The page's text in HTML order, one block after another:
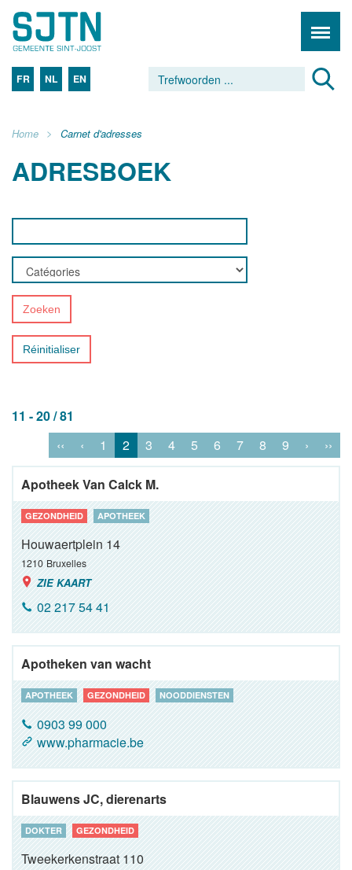
FR NL EN
Home Carnet d'adresses
ADRESBOEK
Zoeken
Réinitialiser
11 - 20 / 81
‹‹
‹ 1 2 3 4 5 6 7 8 9 › ››
Apotheek Van Calck M.
GEZONDHEID APOTHEEK
Houwaertplein 14
1210 Bruxelles
ZIE KAART
02 217 54 41
Apotheken van wacht
APOTHEEK GEZONDHEID NOODDIENSTEN
0903 99 000
www.pharmacie.be
Blauwens JC, dierenarts
DOKTER GEZONDHEID
Tweekerkenstraat 110